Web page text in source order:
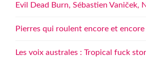
Evil Dead Burn, Sébastien Vaniček,
Pierres qui roulent encore et encore
Les voix australes : Tropical fuck